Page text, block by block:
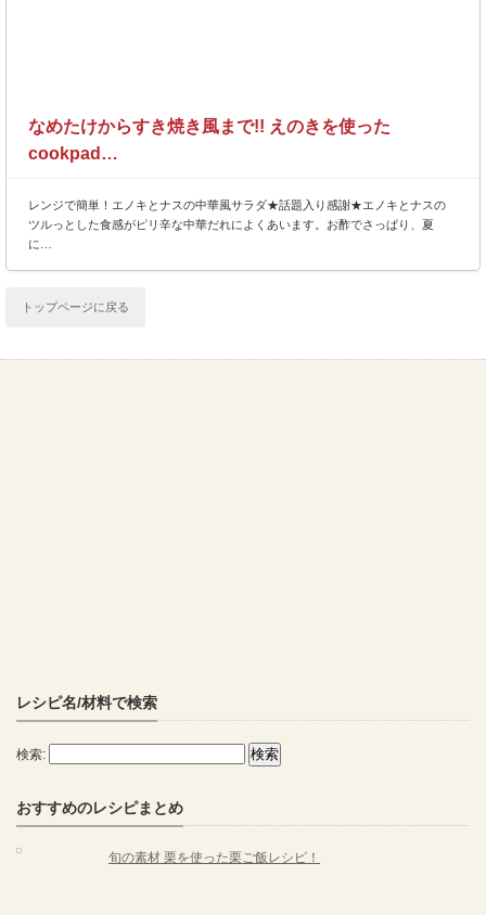
なめたけからすき焼き風まで!! えのきを使った
cookpad…
レンジで簡単！エノキとナスの中華風サラダ★話題入り感謝★エノキとナスの
ツルっとした食感がピリ辛な中華だれによくあいます。お酢でさっぱり、夏
に…
トップページに戻る
レシピ名/材料で検索
検索:
おすすめのレシピまとめ
旬の素材 栗を使った栗ご飯レシピ！